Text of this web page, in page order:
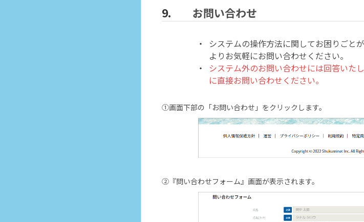
お問い合わせ
システムの操作方法に関してお困りごと
よりお気軽にお問い合わせください。
システム外のお問い合わせには回答いた
に直接お問い合わせください。
①画面下部の「お問い合わせ」をクリックします。
②『問い合わせフォーム』画面が表示されます。